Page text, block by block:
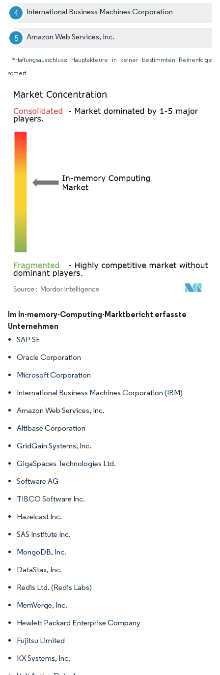
International Business Machines Corporation
Amazon Web Services, Inc.
*Haftungsausschluss: Hauptakteure in keiner bestimmten Reihenfolge
sortiert
Bild © Mordor Intelligence. Wiederverwendung erfordert Namensnennung
Im In-memory-Computing-Marktbericht erfasste
Unternehmen
SAP SE
Oracle Corporation
Microsoft Corporation
International Business Machines Corporation (IBM)
Amazon Web Services, Inc.
Altibase Corporation
GridGain Systems, Inc.
GigaSpaces Technologies Ltd.
Software AG
TIBCO Software Inc.
Hazelcast Inc.
SAS Institute Inc.
MongoDB, Inc.
DataStax, Inc.
Redis Ltd. (Redis Labs)
MemVerge, Inc.
Hewlett Packard Enterprise Company
Fujitsu Limited
KX Systems, Inc.